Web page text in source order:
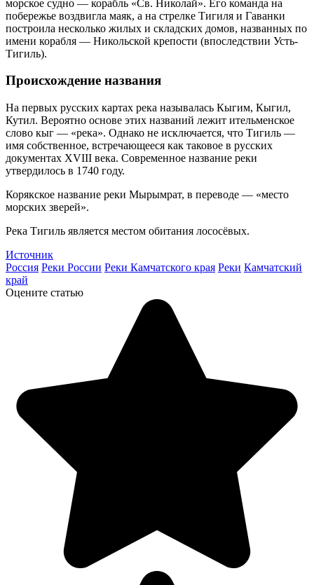
морское судно — корабль «Св. Николай». Его команда на
побережье воздвигла маяк, а на стрелке Тигиля и Гаванки
построила несколько жилых и складских домов, названных по
имени корабля — Никольской крепости (впоследствии Усть-
Тигиль).
Происхождение названия
На первых русских картах река называлась Кыгим, Кыгил,
Кутил. Вероятно основе этих названий лежит ительменское
слово кыг — «река». Однако не исключается, что Тигиль —
имя собственное, встречающееся как таковое в русских
документах XVIII века. Современное название реки
утвердилось в 1740 году.
Корякское название реки Мырымрат, в переводе — «место
морских зверей».
Река Тигиль является местом обитания лососёвых.
Источник
Россия Реки России Реки Камчатского края Реки Камчатский
край
Оцените статью